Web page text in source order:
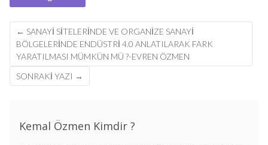
Post
navigation
← SANAYI SITELERINDE VE ORGANIZE SANAYI
BÖLGELERINDE ENDÜSTRI 4.0 ANLATILARAK FARK
YARATILMASI MÜMKÜN MÜ ?-EVREN ÖZMEN
SONRAKI YAZI →
Kemal Özmen Kimdir ?